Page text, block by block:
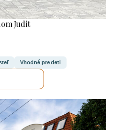
Judit
Vhodné pre deti